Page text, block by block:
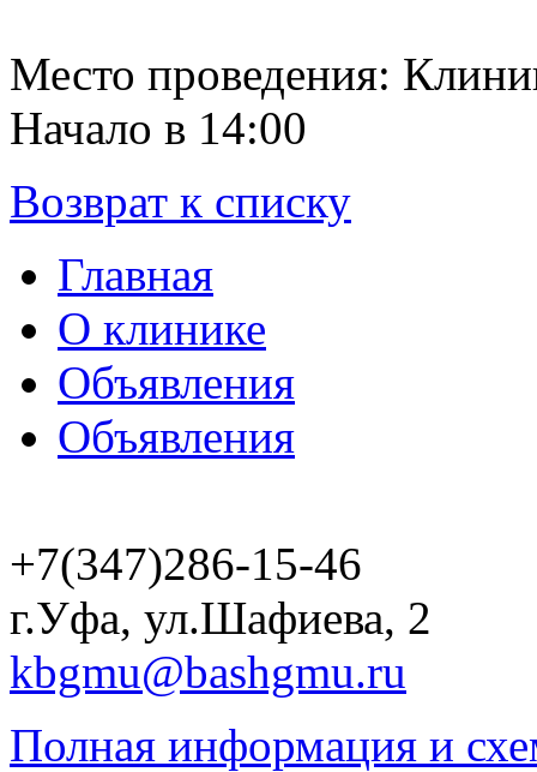
Место проведения:
Начало в 14:00
Возврат к списку
Главная
О клинике
Объявления
Объявления
+7(347)286-15-46
г.Уфа, ул.Шафиева, 2
kbgmu@bashgmu.ru
Полная информация и